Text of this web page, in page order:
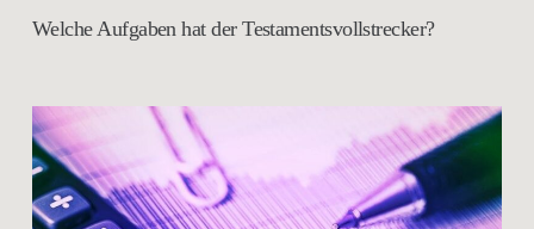
Welche Aufgaben hat der Testamentsvollstrecker?